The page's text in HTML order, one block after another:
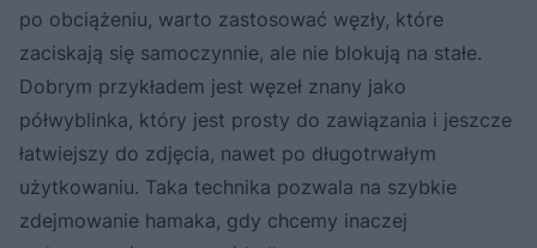
po obciążeniu, warto zastosować węzły, które
zaciskają się samoczynnie, ale nie blokują na stałe.
Dobrym przykładem jest węzeł znany jako
półwyblinka, który jest prosty do zawiązania i jeszcze
łatwiejszy do zdjęcia, nawet po długotrwałym
użytkowaniu. Taka technika pozwala na szybkie
zdejmowanie hamaka, gdy chcemy inaczej